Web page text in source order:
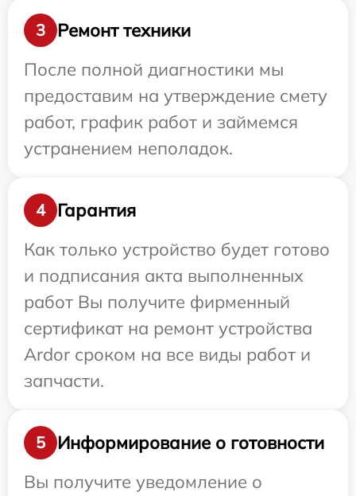
3
Ремонт техники
После полной диагностики мы
предоставим на утверждение смету
работ, график работ и займемся
устранением неполадок.
4
Гарантия
Как только устройство будет готово
и подписания акта выполненных
работ Вы получите фирменный
сертификат на ремонт устройства
Ardor сроком на все виды работ и
запчасти.
5
Информирование о готовности
Вы получите уведомление о